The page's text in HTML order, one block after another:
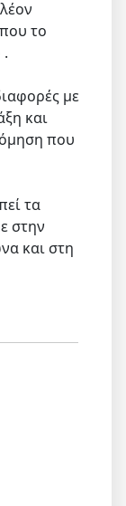
το
με
και
που
τα
στην
και στη